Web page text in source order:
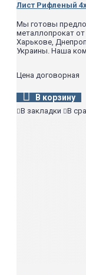
Лист Рифленый
Мы готовы
металлопрокат
Харькове,
Украины. Наша
Цена договорная
В корзину
В закладки В